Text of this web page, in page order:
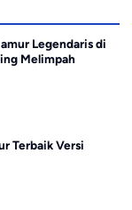
Legendaris di
Melimpah
Terbaik Versi